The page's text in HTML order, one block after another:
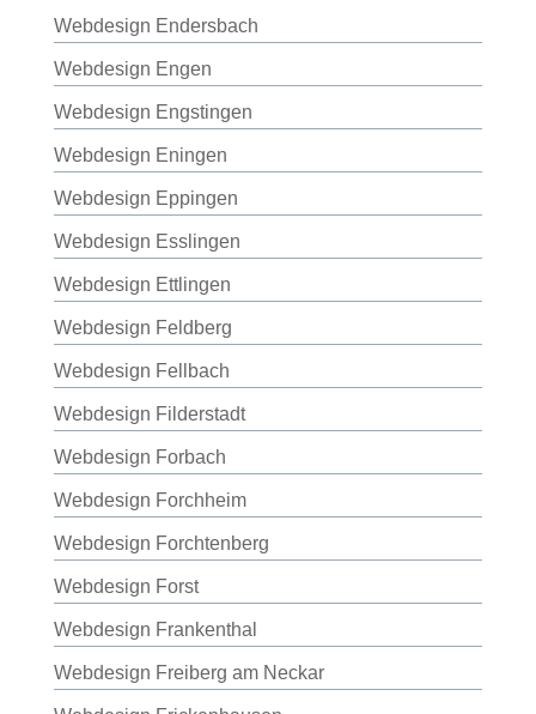
Webdesign Endersbach
Webdesign Engen
Webdesign Engstingen
Webdesign Eningen
Webdesign Eppingen
Webdesign Esslingen
Webdesign Ettlingen
Webdesign Feldberg
Webdesign Fellbach
Webdesign Filderstadt
Webdesign Forbach
Webdesign Forchheim
Webdesign Forchtenberg
Webdesign Forst
Webdesign Frankenthal
Webdesign Freiberg am Neckar